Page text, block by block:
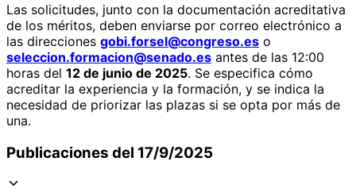
Las solicitudes, junto con la documentación acreditativa
de los méritos, deben enviarse por correo electrónico a
las direcciones gobi.forsel@congreso.es o
seleccion.formacion@senado.es antes de las 12:00
horas del 12 de junio de 2025. Se especifica cómo
acreditar la experiencia y la formación, y se indica la
necesidad de priorizar las plazas si se opta por más de
una.
Publicaciones del 17/9/2025